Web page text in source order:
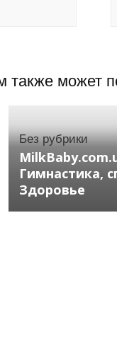
также может
Без рубрики
Гимнастика,
Здоровье